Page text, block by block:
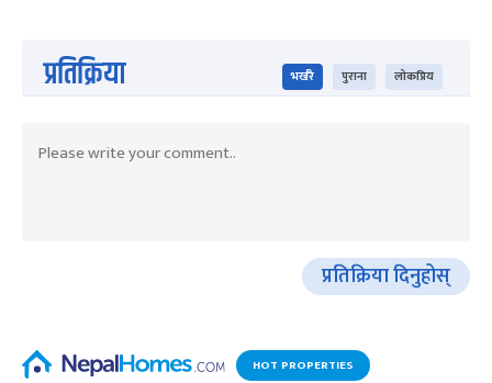
प्रतिक्रिया भर्खरै पुराना लोकप्रिय
प्रतिक्रिया दिनुहोस्
HOT PROPERTIES